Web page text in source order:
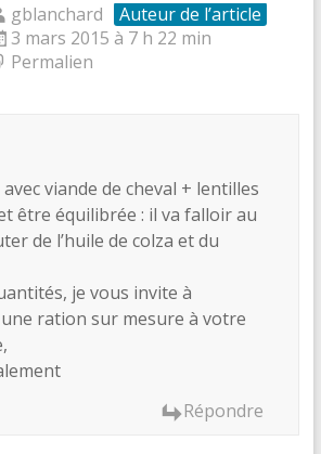
gblanchard
Auteur de l’article
3 mars 2015 à 7 h 22 min
Permalien
viande de cheval + lentilles
être équilibrée : il va falloir au
de l’huile de colza et du
je vous invite à
ration sur mesure à votre
Répondre